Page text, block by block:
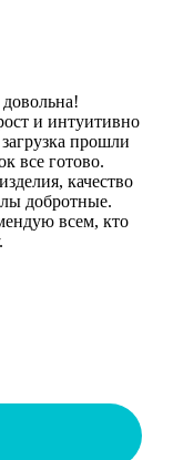
довольна!
и интуитивно
прошли
все готово.
качество
добротные.
всем, кто